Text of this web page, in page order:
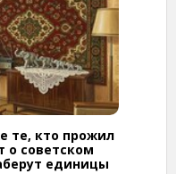
те, кто прожил
о советском
единицы